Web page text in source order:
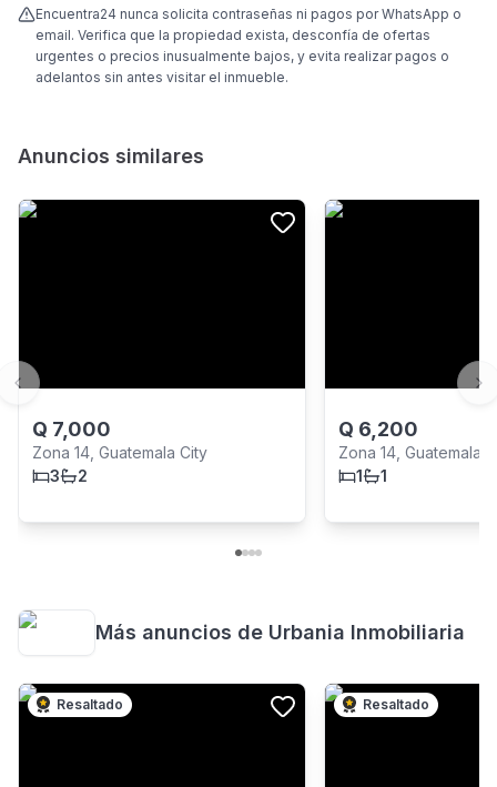
Encuentra24 nunca solicita contraseñas ni pagos por WhatsApp o
email. Verifica que la propiedad exista, desconfía de ofertas
urgentes o precios inusualmente bajos, y evita realizar pagos o
adelantos sin antes visitar el inmueble.
Anuncios similares
Q 7,000
Zona 14, Guatemala City
3
2
Q 6,200
Zona 14, Guatemala
1
1
Previous slide
Más anuncios de Urbania Inmobiliaria
Resaltado Resaltado